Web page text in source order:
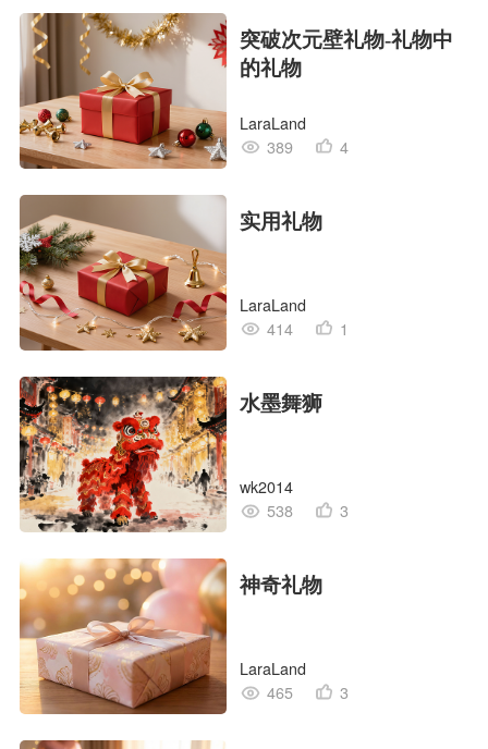
突破次元壁礼物-礼物中
的礼物
LaraLand
389
4
实用礼物
LaraLand
414
1
水墨舞狮
wk2014
538
3
神奇礼物
LaraLand
465
3